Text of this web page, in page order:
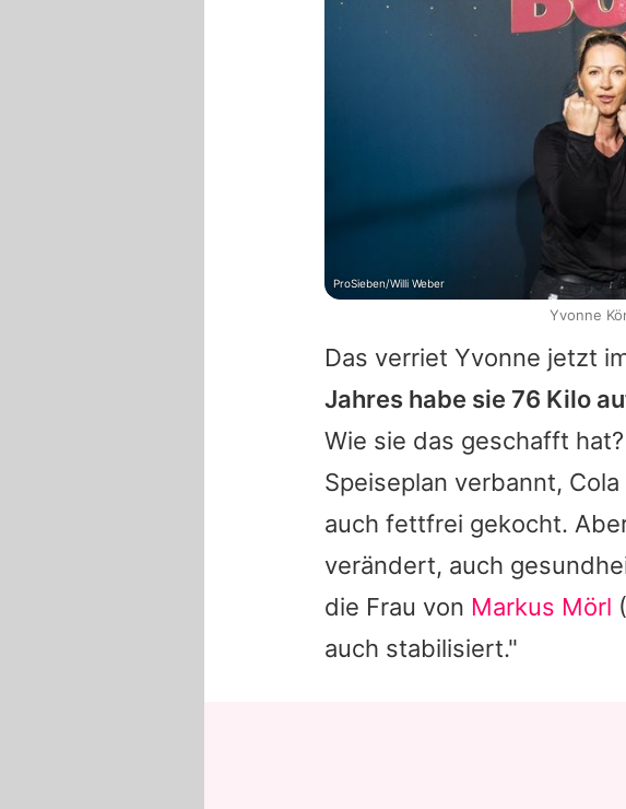
Das verriet Yvonne jetzt
Jahres habe sie 76 Kilo
Wie sie das geschafft
Speiseplan verbannt,
auch fettfrei gekocht.
verändert, auch
die Frau von Markus Mörl
auch stabilisiert."
ProSieben/Willi Weber
Yvonne